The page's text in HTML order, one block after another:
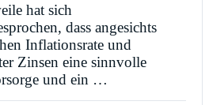
hat sich
dass angesichts
Inflationsrate und
Zinsen eine sinnvolle
und ein …